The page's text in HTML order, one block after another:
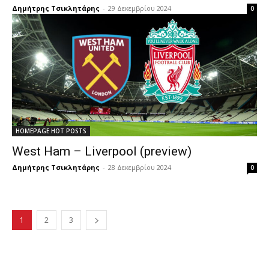
Δημήτρης Τσικλητάρης - 29 Δεκεμβρίου 2024 0
HOMEPAGE HOT POSTS
West Ham – Liverpool (preview)
Δημήτρης Τσικλητάρης - 28 Δεκεμβρίου 2024 0
1 2 3